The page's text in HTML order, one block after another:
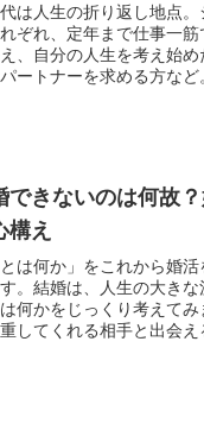
は人生の折り返し地点
ぞれ、定年まで仕事一筋
、自分の人生を考え始
ートナーを求める方など
できないのは何故
構え
は何か」をこれから婚
。結婚は、人生の大きな
何かをじっくり考えてみ
してくれる相手と出会え